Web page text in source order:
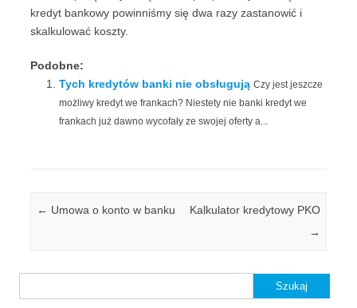
kredyt bankowy powinniśmy się dwa razy zastanowić i
skalkulować koszty.
Podobne:
Tych kredytów banki nie obsługują Czy jest jeszcze
możliwy kredyt we frankach? Niestety nie banki kredyt we
frankach już dawno wycofały ze swojej oferty a...
Zobacz wpisy
← Umowa o konto w banku
Kalkulator kredytowy PKO
→